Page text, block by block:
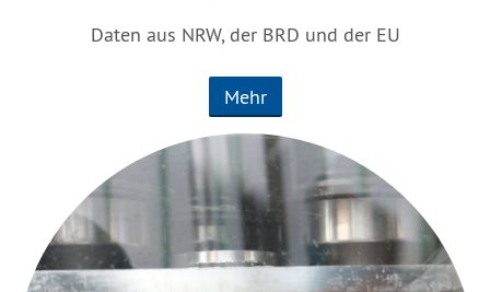
Daten aus NRW, der BRD und der EU
Mehr